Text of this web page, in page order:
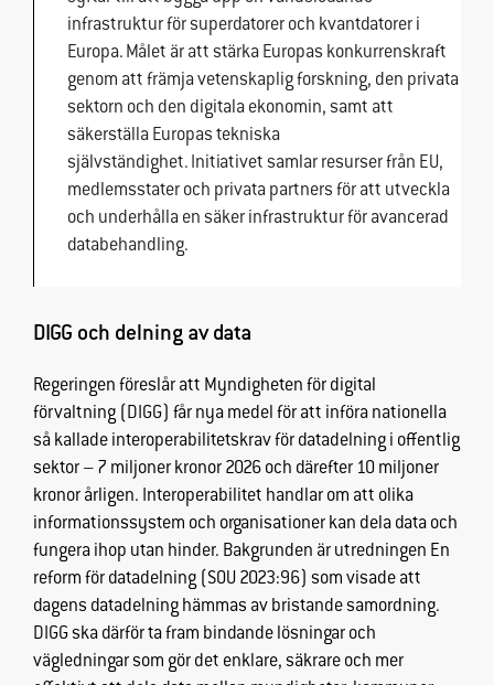
infrastruktur för superdatorer och kvantdatorer i
Europa. Målet är att stärka Europas konkurrenskraft
genom att främja vetenskaplig forskning, den privata
sektorn och den digitala ekonomin, samt att
säkerställa Europas tekniska
självständighet. Initiativet samlar resurser från EU,
medlemsstater och privatapartners för att utveckla
och underhålla en säker infrastruktur för avancerad
databehandling.
DIGG och delning av data
Regeringen föreslår att Myndigheten för digital
förvaltning( DIGG) får nya medel för att införa nationella
så kallade interoperabilitetskravför datadelning i offentlig
sektor – 7 miljoner kronor 2026 och därefter 10 miljoner
kronor årligen. Interoperabilitet handlar om att olika
informationssystem och organisationer kan dela data och
fungera ihop utan hinder. Bakgrunden är utredningen En
reform för datadelning (SOU 2023:96) som visade att
dagens datadelning hämmas av bristande samordning.
DIGGska därför ta fram bindande lösningar och
vägledningar som gör det enklare, säkrare och mer